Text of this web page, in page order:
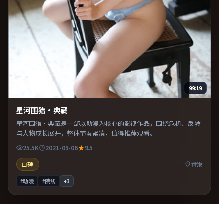
99:19
星河围猎·典藏
星河围猎·典藏是一部以动漫为核心的影视作品，围绕危机、反转
与人物成长展开，整体节奏紧凑，值得推荐观看。
25.5K 2021-06-06
9.5
口碑
香港
#动漫 #院线 +3